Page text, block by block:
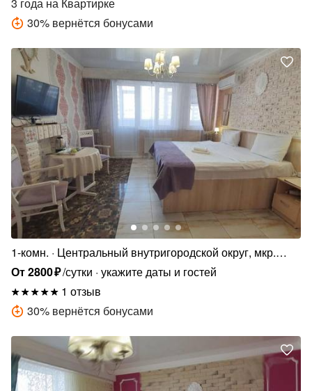
30% вернётся бонусами
1-комн.
Центральный внутригородской округ, мкр.
Центральный, ул. Будённого, 129
От2800₽/сутки укажите даты и гостей
1 отзыв
30% вернётся бонусами